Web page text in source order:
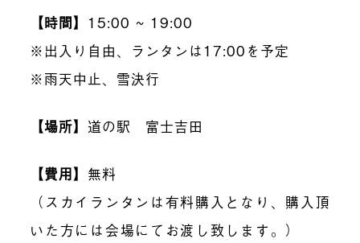
【時間】 15:00 ~ 19:00
※ 出入り自由、ランタンは 17:00 を予定
※雨天中止、雪決行
【場所】 道の駅 富士吉田
【費用】 無料
（スカイランタンは有料購入となり、購入頂
いた方には会場にてお渡し致します。）